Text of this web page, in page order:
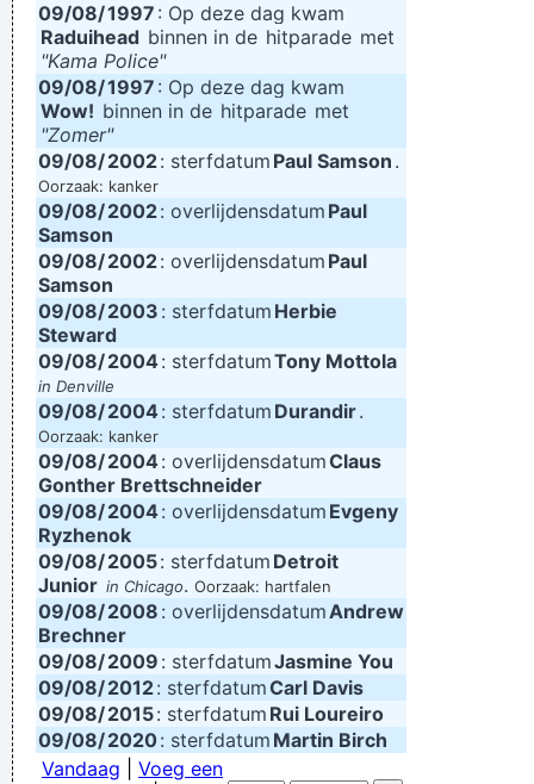
09/08/1997 : Op deze dag kwam
Raduihead binnen in de hitparade met
"Kama Police"
09/08/1997 : Op deze dag kwam
Wow! binnen in de hitparade met
"Zomer"
09/08/2002: sterfdatum Paul Samson .
Oorzaak: kanker
09/08/2002: overlijdensdatum Paul
Samson
09/08/2002: overlijdensdatum Paul
Samson
09/08/2003 : sterfdatum Herbie
Steward
09/08/2004: sterfdatumTony Mottola
in Denville
09/08/2004 : sterfdatum Durandir.
Oorzaak: kanker
09/08/2004: overlijdensdatumClaus
Gonther Brettschneider
09/08/2004 : overlijdensdatum Evgeny
Ryzhenok
09/08/2005: sterfdatum Detroit
Junior in Chicago. Oorzaak: hartfalen
09/08/2008 : overlijdensdatumAndrew
Brechner
09/08/2009 : sterfdatumJasmine You
09/08/2012: sterfdatumCarl Davis
09/08/2015: sterfdatum Rui Loureiro
09/08/2020: sterfdatum Martin Birch
Vandaag
Voeg een